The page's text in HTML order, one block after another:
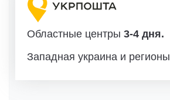
Областные центры 3-4 дня.
Западная украина и регионы